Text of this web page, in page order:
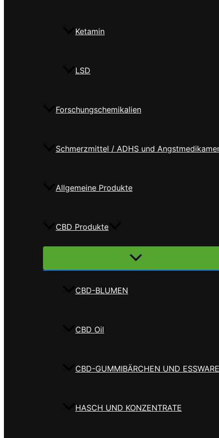
Ketamin
LSD
Forschungschemikalien
Schmerzmittel / ADHS und
Allgemeine Produkte
CBD Produkte
Menü
CBD-BLUMEN
CBD Oil
CBD-GUMMIBÄRCHEN UND
HASCH UND KONZENTRATE